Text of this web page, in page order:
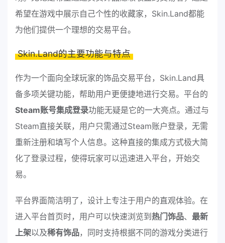
希望在游戏中展示自己个性的收藏家，Skin.Land都能
为他们提供一个理想的交易平台。
Skin.Land的主要功能与特点
作为一个面向全球玩家的饰品交易平台，Skin.Land具
备多项关键功能，帮助用户更便捷地进行交易。平台的
Steam账号集成登录功能无疑是它的一大亮点。通过与
Steam直接关联，用户只需通过Steam账户登录，无需
重新注册和填写个人信息。这种直接的集成方式极大简
化了登录过程，使得玩家可以迅速进入平台，开始交
易。
平台界面简洁明了，设计上专注于用户的直观体验。在
进入平台首页时，用户可以快速浏览到 热门饰品、 最新
上架以及稀有饰品，同时支持根据不同的游戏分类进行